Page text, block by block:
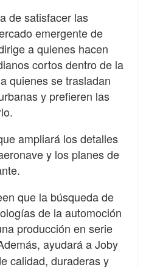
de satisfacer las
emergente de
a quienes hacen
cortos dentro de la
quienes se trasladan
y prefieren las
ampliará los detalles
y los planes de
que la búsqueda de
de la automoción
producción en serie
ayudará a Joby
calidad, duraderas y